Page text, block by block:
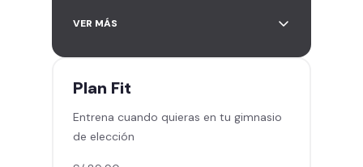
Entrena en todos los gimnasios de
(+2.000)
de peso libre e integrado -
Máquinas, pesas, discos y barras
Clases grupales con profesores -
VER MÁS
Plan Fit
Entrena cuando quieras en tu gimnasio
de elección